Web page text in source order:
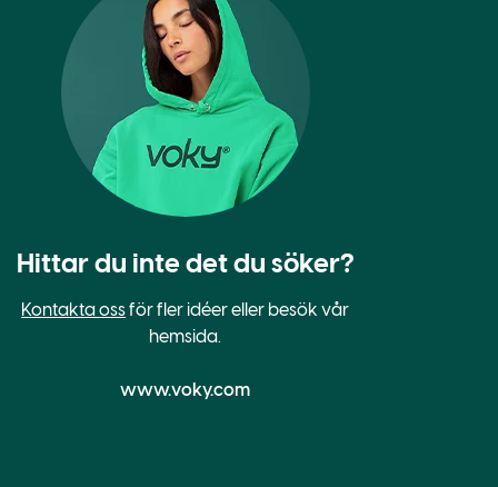
Hittar du inte det du söker?
Kontakta ossför fler idéer eller besök vår
hemsida.
www.voky.com